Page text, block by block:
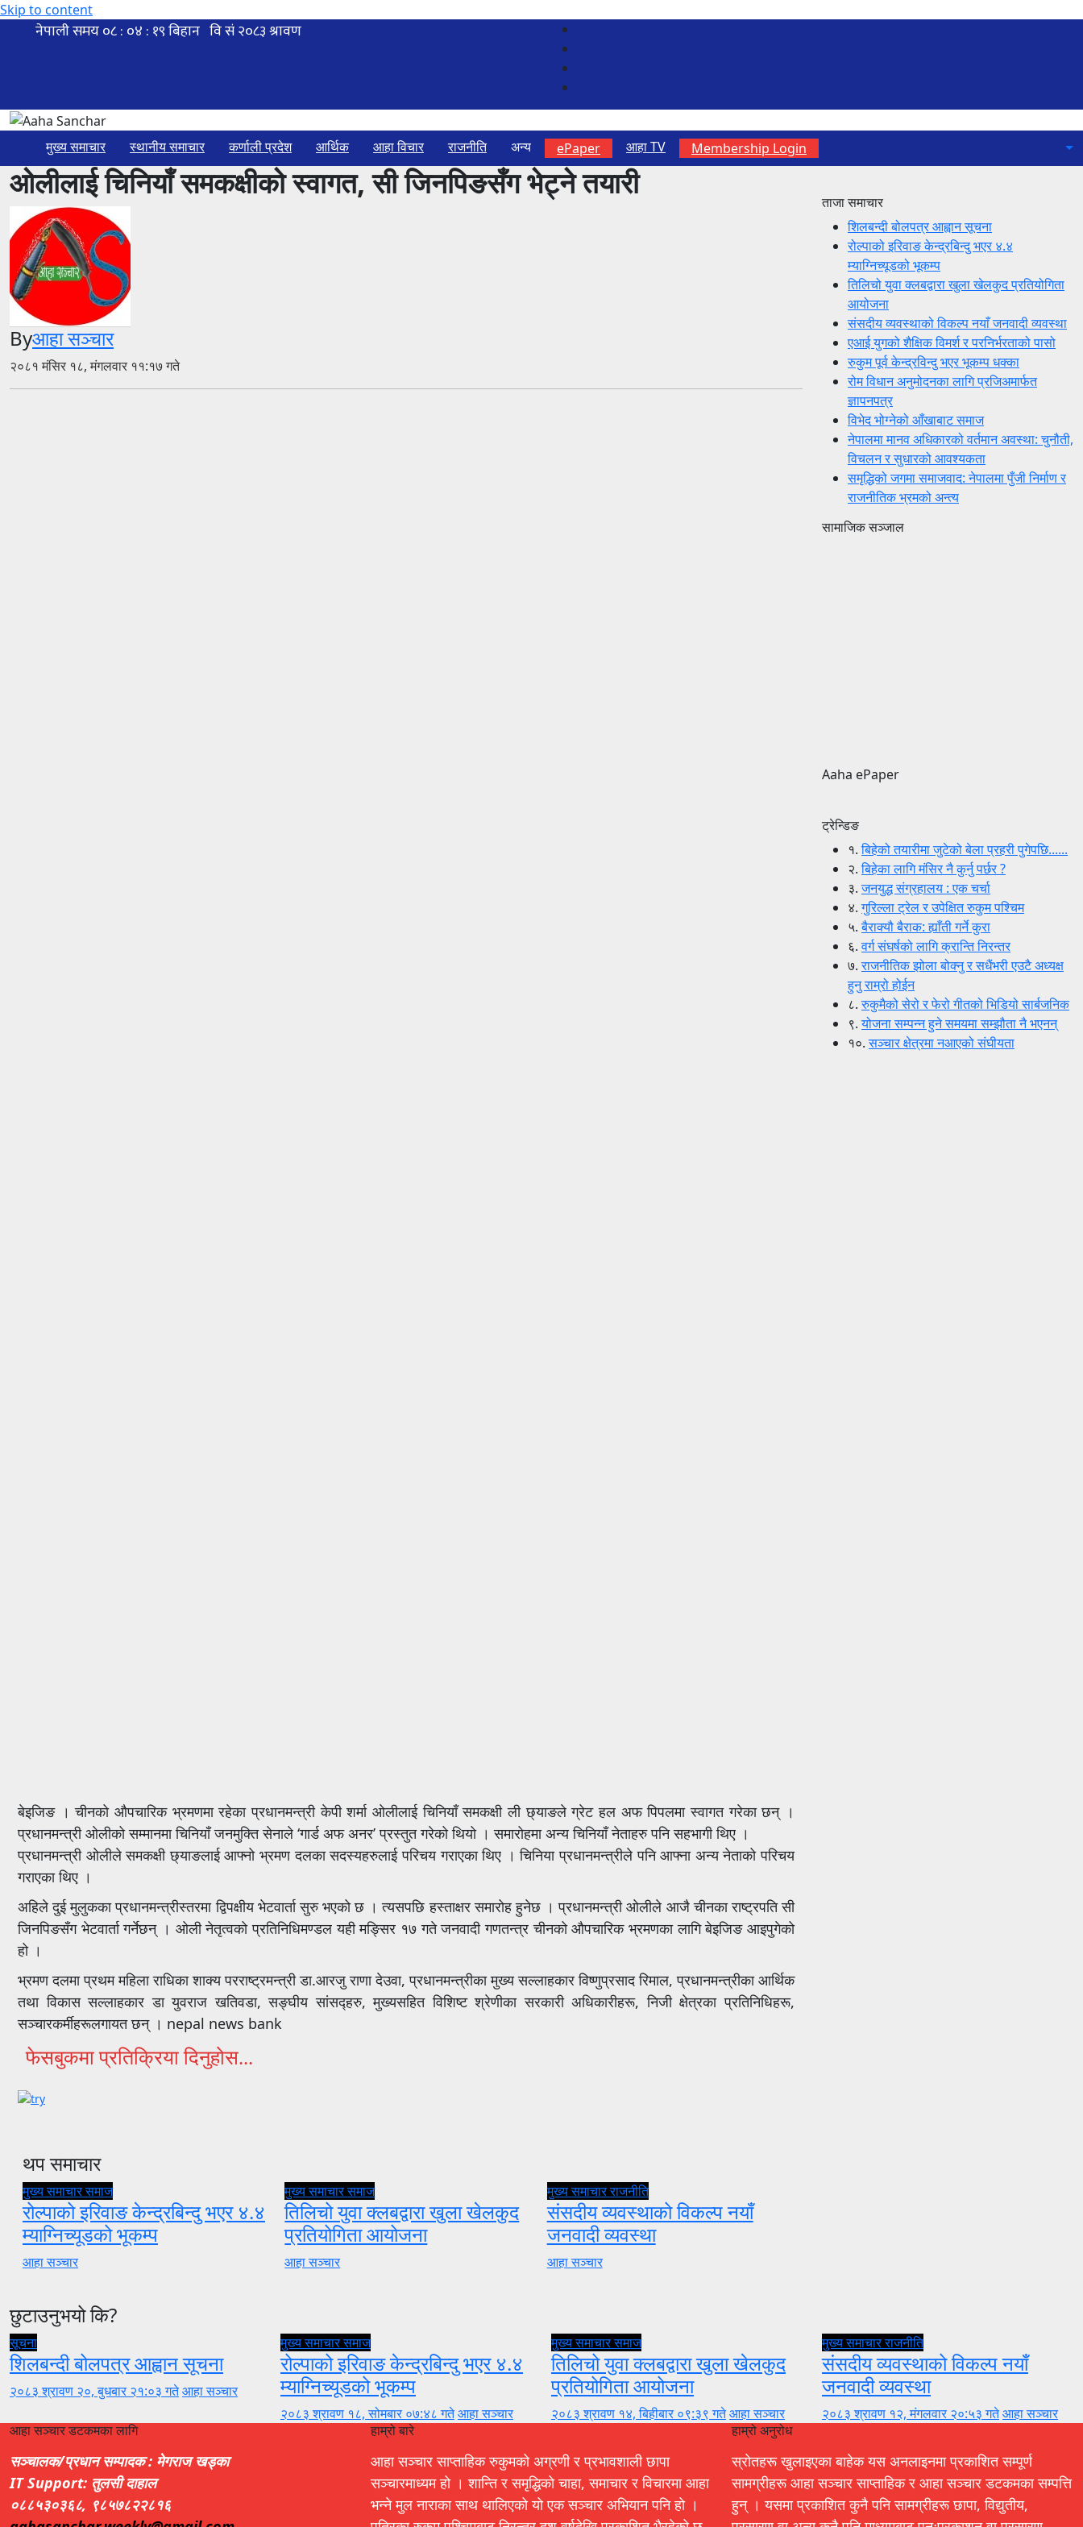
Skip to content
मुख्य समाचार स्थानीय समाचार कर्णाली प्रदेश आर्थिक आहा विचार राजनीति अन्य ePaper आहा TV Membership Login
ओलीलाई चिनियाँ समकक्षीको स्वागत, सी जिनपिङसँग भेट्ने तयारी
Byआहा सञ्चार
२०८१ मंसिर १८, मंगलवार ११:१७ गते
बेइजिङ । चीनको औपचारिक भ्रमणमा रहेका प्रधानमन्त्री केपी शर्मा ओलीलाई चिनियाँ समकक्षी ली छ्याङले ग्रेट हल अफ पिपलमा स्वागत गरेका छन् ।
प्रधानमन्त्री ओलीको सम्मानमा चिनियाँ जनमुक्ति सेनाले ‘गार्ड अफ अनर’ प्रस्तुत गरेको थियो । समारोहमा अन्य चिनियाँ नेताहरु पनि सहभागी थिए ।
प्रधानमन्त्री ओलीले समकक्षी छ्याङलाई आफ्नो भ्रमण दलका सदस्यहरुलाई परिचय गराएका थिए । चिनिया प्रधानमन्त्रीले पनि आफ्ना अन्य नेताको परिचय
गराएका थिए ।
अहिले दुई मुलुकका प्रधानमन्त्रीस्तरमा द्विपक्षीय भेटवार्ता सुरु भएको छ । त्यसपछि हस्ताक्षर समारोह हुनेछ । प्रधानमन्त्री ओलीले आजै चीनका राष्ट्रपति सी
जिनपिङसँग भेटवार्ता गर्नेछन् । ओली नेतृत्वको प्रतिनिधिमण्डल यही मङ्सिर १७ गते जनवादी गणतन्त्र चीनको औपचारिक भ्रमणका लागि बेइजिङ आइपुगेको
हो ।
भ्रमण दलमा प्रथम महिला राधिका शाक्य परराष्ट्रमन्त्री डा.आरजु राणा देउवा, प्रधानमन्त्रीका मुख्य सल्लाहकार विष्णुप्रसाद रिमाल, प्रधानमन्त्रीका आर्थिक
तथा विकास सल्लाहकार डा युवराज खतिवडा, सङ्घीय सांसद्हरु, मुख्यसहित विशिष्ट श्रेणीका सरकारी अधिकारीहरू, निजी क्षेत्रका प्रतिनिधिहरू,
सञ्चारकर्मीहरूलगायत छन् । nepal news bank
फेसबुकमा प्रतिक्रिया दिनुहोस...
थप समाचार
मुख्य समाचारसमाज
रोल्पाको इरिवाङ केन्द्रबिन्दु भएर ४.४
म्याग्निच्यूडको भूकम्प
आहा सञ्चार
मुख्य समाचारसमाज
तिलिचो युवा क्लबद्वारा खुला खेलकुद
प्रतियोगिता आयोजना
आहा सञ्चार
मुख्य समाचारराजनीति
संसदीय व्यवस्थाको विकल्प नयाँ
जनवादी व्यवस्था
आहा सञ्चार
ताजा समाचार
शिलबन्दी बोलपत्र आह्वान सूचना
रोल्पाको इरिवाङ केन्द्रबिन्दु भएर ४.४
म्याग्निच्यूडको भूकम्प
तिलिचो युवा क्लबद्वारा खुला खेलकुद प्रतियोगिता
आयोजना
संसदीय व्यवस्थाको विकल्प नयाँ जनवादी व्यवस्था
एआई युगको शैक्षिक विमर्श र परनिर्भरताको पासो
रुकुम पूर्व केन्द्रविन्दु भएर भूकम्प धक्का
रोम विधान अनुमोदनका लागि प्रजिअमार्फत
ज्ञापनपत्र
विभेद भोग्नेको आँखाबाट समाज
नेपालमा मानव अधिकारको वर्तमान अवस्था: चुनौती,
विचलन र सुधारको आवश्यकता
समृद्धिको जगमा समाजवाद: नेपालमा पुँजी निर्माण र
राजनीतिक भ्रमको अन्त्य
सामाजिक सञ्जाल
Aaha ePaper
ट्रेन्डिङ
१.बिहेको तयारीमा जुटेको बेला प्रहरी पुगेपछि......
२.बिहेका लागि मंसिर नै कुर्नु पर्छर ?
३.जनयुद्ध संग्रहालय : एक चर्चा
४.गुरिल्ला ट्रेल र उपेक्षित रुकुम पश्चिम
५.बैराक्यौ बैराक: ह्याँती गर्ने कुरा
६.वर्ग संघर्षको लागि क्रान्ति निरन्तर
७.राजनीतिक झोला बोक्नु र सधैंभरी एउटै अध्यक्ष
हुनु राम्रो होईन
८.रुकुमैको सेरो र फेरो गीतको भिडियो सार्बजनिक
९.योजना सम्पन्न हुने समयमा सम्झौता नै भएनन्
१०.सञ्चार क्षेत्रमा नआएको संघीयता
छुटाउनुभयो कि?
सूचना
शिलबन्दी बोलपत्र आह्वान सूचना
२०८३ श्रावण २०, बुधबार २१:०३ गतेआहा सञ्चार
मुख्य समाचारसमाज
रोल्पाको इरिवाङ केन्द्रबिन्दु भएर ४.४
म्याग्निच्यूडको भूकम्प
२०८३ श्रावण १८, सोमबार ०७:४८ गतेआहा सञ्चार
मुख्य समाचारसमाज
तिलिचो युवा क्लबद्वारा खुला खेलकुद
प्रतियोगिता आयोजना
२०८३ श्रावण १४, बिहीबार ०९:३९ गतेआहा सञ्चार
मुख्य समाचारराजनीति
संसदीय व्यवस्थाको विकल्प नयाँ
जनवादी व्यवस्था
२०८३ श्रावण १२, मंगलवार २०:५३ गतेआहा सञ्चार
आहा सञ्चार डटकमका लागि
सञ्चालक/प्रधान सम्पादक : मेगराज खड्का
IT Support: तुलसी दाहाल
०८८५३०३६८, ९८५७८२२८१६
हाम्रो बारे
आहा सञ्चार साप्ताहिक रुकुमको अग्रणी र प्रभावशाली छापा
सञ्चारमाध्यम हो । शान्ति र समृद्धिको चाहा, समाचार र विचारमा आहा
भन्ने मुल नाराका साथ थालिएको यो एक सञ्चार अभियान पनि हो ।
हाम्रो अनुरोध
स्रोतहरू खुलाइएका बाहेक यस अनलाइनमा प्रकाशित सम्पूर्ण
सामग्रीहरू आहा सञ्चार साप्ताहिक र आहा सञ्चार डटकमका सम्पत्ति
हुन् । यसमा प्रकाशित कुनै पनि सामग्रीहरू छापा, विद्युतीय,